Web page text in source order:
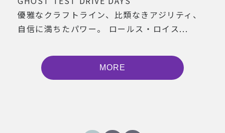
優雅なクラフトライン、比類なきアジリティ、
自信に満ちたパワー。 ロールス・ロイス...
MORE